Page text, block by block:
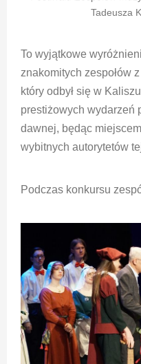
Tadeusza
To wyjątkowe
znakomitych zespołów
który odbył się w
prestiżowych wydarzeń
dawnej, będąc
wybitnych autorytetów
Podczas konkursu